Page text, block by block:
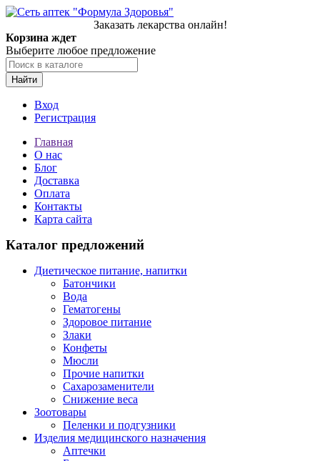
Заказать лекарства онлайн!
Корзина ждет
Выберите любое предложение
Найти
Вход
Регистрация
Главная
О нас
Блог
Доставка
Оплата
Контакты
Карта сайта
Каталог предложений
Диетическое питание, напитки
Батончики
Вода
Гематогены
Здоровое питание
Злаки
Конфеты
Мюсли
Прочие напитки
Сахарозаменители
Снижение веса
Зоотовары
Пеленки и подгузники
Изделия медицинского назначения
Аптечки